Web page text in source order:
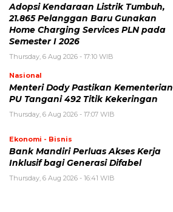
Adopsi Kendaraan Listrik Tumbuh,
21.865 Pelanggan Baru Gunakan
Home Charging Services PLN pada
Semester I 2026
Thursday, 6 Aug 2026 - 17:10 WIB
Nasional
Menteri Dody Pastikan Kementerian
PU Tangani 492 Titik Kekeringan
Thursday, 6 Aug 2026 - 17:07 WIB
Ekonomi - Bisnis
Bank Mandiri Perluas Akses Kerja
Inklusif bagi Generasi Difabel
Thursday, 6 Aug 2026 - 16:41 WIB